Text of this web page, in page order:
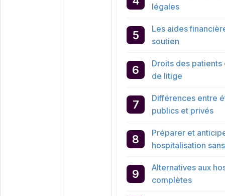
légales
Les aides
soutien
Droits des
de litige
Différences entre
publics et privés
Préparer et
hospitalisation
Alternatives aux
complètes